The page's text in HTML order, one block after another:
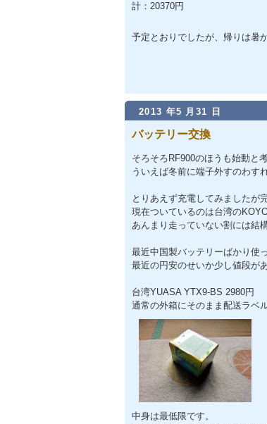
計：20370円
予定とおりでしたが、帰りは暑か
2013 年5 月31 日
バッテリー交換
そろそろRF900のほうも始動と
ういえば冬前に端子外すのわす
とりあえず充電してみましたが
現在ついているのは台湾の
あんまり走っていない割には結
最近中国製バッテリーばかり使
最近の円安のせいか少し値段が
台湾YUASA YTX9-BS 2980円
通常の外箱にそのまま配送ラベ
中身は最低限です。